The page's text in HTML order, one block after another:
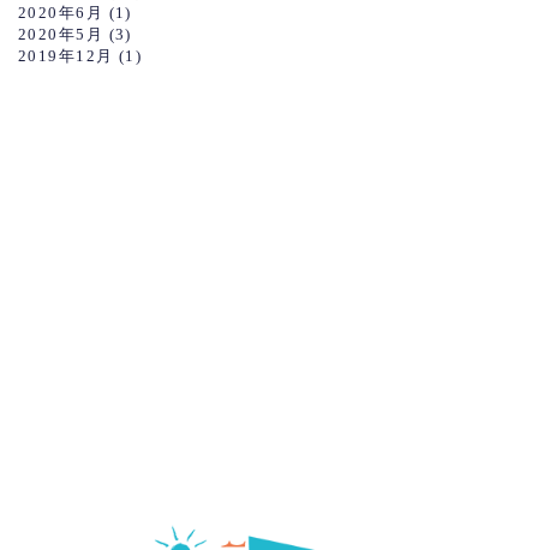
2020年6月 (1)
2020年5月 (3)
2019年12月 (1)